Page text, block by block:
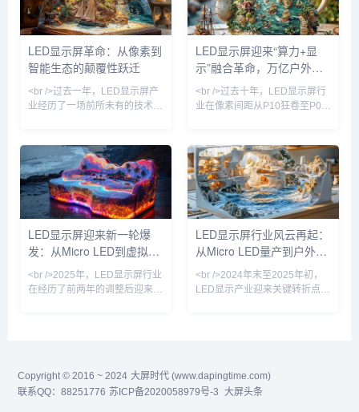
前竞争的焦点已从模型层延伸至
应用生态与商业闭环。头部厂商
不再满足于展示技术参数，而是
将模型嵌入办公、编程、金融、
医疗等具体场景，试图以真实业
意味着，大模型竞赛正
OLED相比，Micro LED在亮
度、响应速度和功耗方面展现出
碾压性优势，尤其在户外大屏和
高端商用显示领域，其亮度可达
20000尼特以上，即使正午阳光
LED显示屏革命：从像素到
智能生态的颠覆性跃迁
<br />过去一年，LED显示屏产
业经历了一场前所未有的技术爆
电影屏，传统LCD和OLED的统
治地位正被悄然撼动。据最新行
业报告显示，2025年全球LED
显示屏市场规模预计突破120亿
美元，其中Mini LED背光产品
出货量同比增长超200%，而
Micro LED虽未完全量产，但其
在AR眼镜、车载显示等细分领
LED显示屏迎来“算力+显
示”融合革命，万亿户外媒
体市场重新洗牌
<br />过去十年，LED显示屏行
业在像素间距从P10狂卷至P0.9
示，行业正在经历一场由“芯片
倒装+COB集成封装”驱动的根本
性变革。多家头部厂商已实现
P0.4以下Micro LED显示屏的良
率突破，单位成本较2023年下
降近60%。在深圳举行的国际
LED展上，一款采用玻璃基板的
透明Micro LED屏惊艳全场——
LED显示屏迎来新一轮爆
发：从Micro LED到虚拟拍
摄，产业格局正在重塑
<br />2025年，LED显示屏行业
在经历了前两年的调整后迎来强
用、虚拟制作（Virtual
Production）需求的爆发，以及
LED显示屏行业风云再起：
从Micro LED量产到户外广
告新蓝海，一场显示革命正
在进行
<br />2024年末至2025年初，
LED显示产业迎来关键转折点。
厂商透露，巨量转移良率已从去
年不足90%提升至99.99%，成
Copyright © 2016 ~ 2024 大屏时代 (www.dapingtime.com)
联系QQ：88251776 苏ICP备2020058979号-3 大屏头条